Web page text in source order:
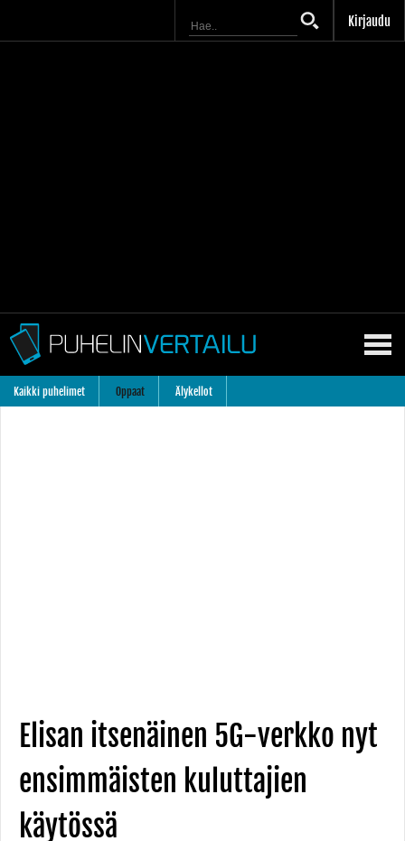
Kirjaudu
Kaikki puhelimet Oppaat Älykellot
Elisan itsenäinen 5G-verkko nyt
ensimmäisten kuluttajien
käytössä